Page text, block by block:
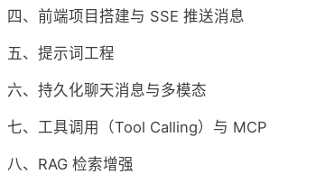
四、前端项目搭建与 SSE 推送消息
五、提示词工程
六、持久化聊天消息与多模态
七、工具调用（Tool Calling）与 MCP
八、RAG 检索增强